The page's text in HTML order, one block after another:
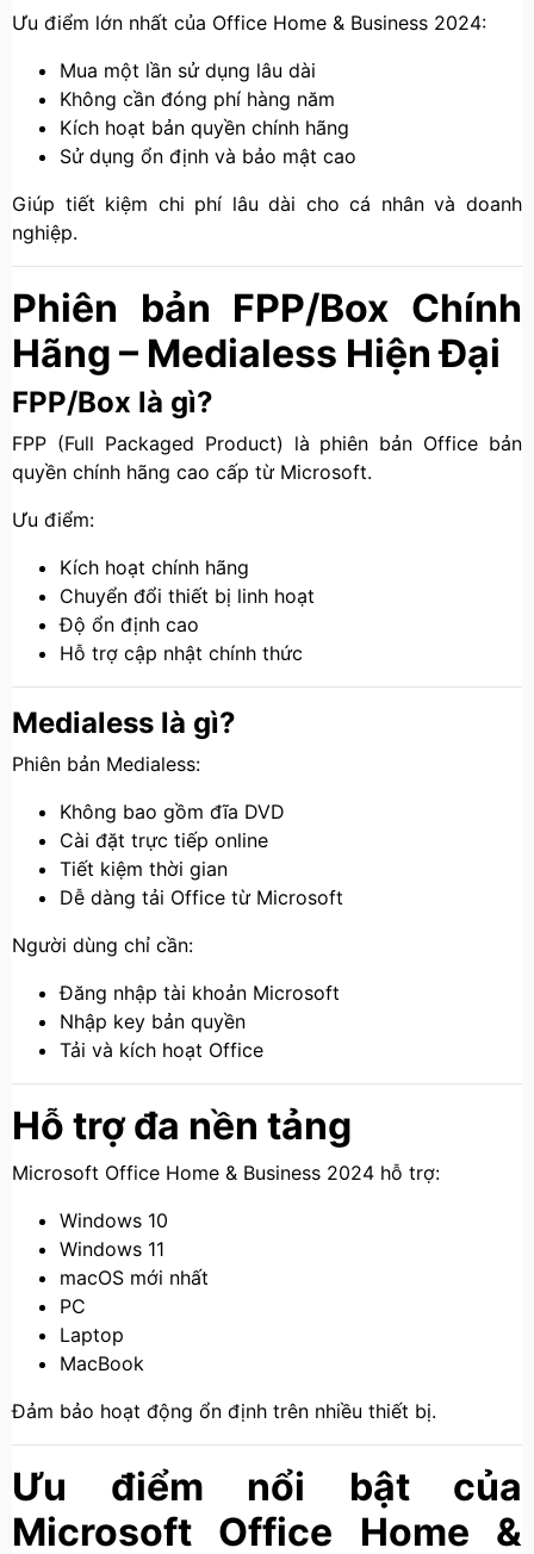
Ưu điểm lớn nhất của Office Home & Business 2024:
Mua một lần sử dụng lâu dài
Không cần đóng phí hàng năm
Kích hoạt bản quyền chính hãng
Sử dụng ổn định và bảo mật cao
Giúp tiết kiệm chi phí lâu dài cho cá nhân và doanh
nghiệp.
Phiên bản FPP/Box Chính
Hãng – Medialess Hiện Đại
FPP/Box là gì?
FPP (Full Packaged Product) là phiên bản Office bản
quyền chính hãng cao cấp từ Microsoft.
Ưu điểm:
Kích hoạt chính hãng
Chuyển đổi thiết bị linh hoạt
Độ ổn định cao
Hỗ trợ cập nhật chính thức
Medialess là gì?
Phiên bản Medialess:
Không bao gồm đĩa DVD
Cài đặt trực tiếp online
Tiết kiệm thời gian
Dễ dàng tải Office từ Microsoft
Người dùng chỉ cần:
Đăng nhập tài khoản Microsoft
Nhập key bản quyền
Tải và kích hoạt Office
Hỗ trợ đa nền tảng
Microsoft Office Home & Business 2024 hỗ trợ:
Windows 10
Windows 11
macOS mới nhất
PC
Laptop
MacBook
Đảm bảo hoạt động ổn định trên nhiều thiết bị.
Ưu điểm nổi bật của
Microsoft Office Home &